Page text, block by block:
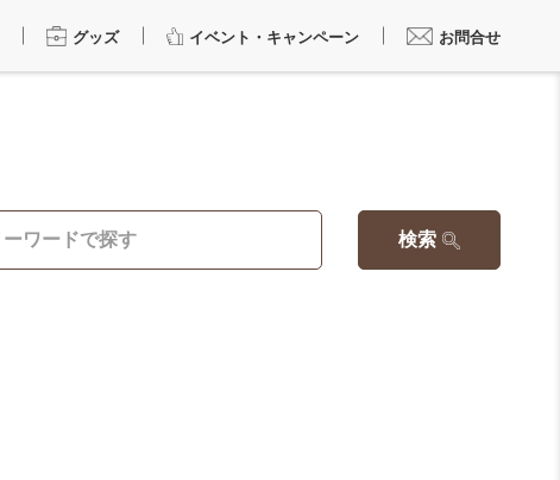
グッズ イベント・キャンペーン お問合せ
検索